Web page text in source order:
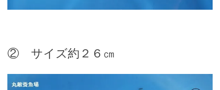
② サイズ約２６㎝